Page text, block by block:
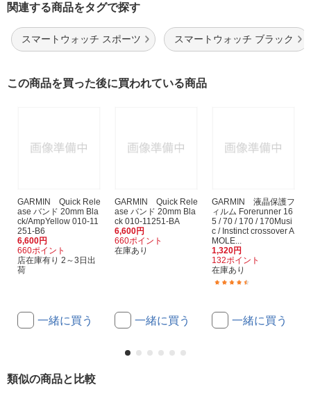
関連する商品をタグで探す
スマートウォッチ スポーツ スマートウォッチ ブラック
この商品を買った後に買われている商品
GARMIN Quick Rele
ase バンド 20mm Bla
ck/AmpYellow 010-11
251-B6
6,600円
660ポイント
店在庫有り 2～3日出
荷
一緒に買う
GARMIN Quick Rele
ase バンド 20mm Bla
ck 010-11251-BA
6,600円
660ポイント
在庫あり
一緒に買う
GARMIN 液晶保護フ
ィルム Forerunner 16
5 / 70 / 170 / 170Musi
c / Instinct crossover A
MOLE...
1,320円
132ポイント
在庫あり
一緒に買う
類似の商品と比較